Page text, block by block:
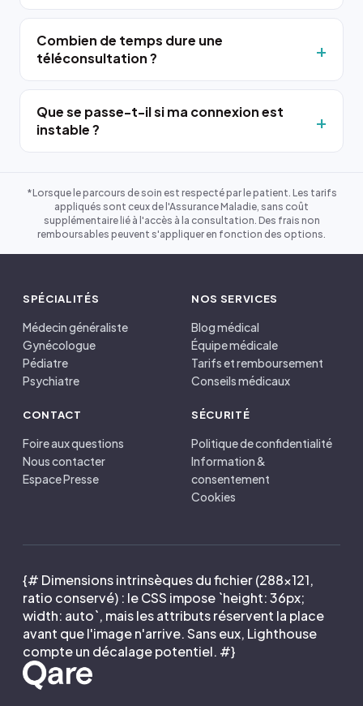
Combien de temps dure une
téléconsultation ?
Que se passe-t-il si ma connexion est
instable ?
*Lorsque le parcours de soin est respecté par le patient. Les tarifs
appliqués sont ceux de l'Assurance Maladie, sans coût
supplémentaire lié à l'accès à la consultation. Des frais non
remboursables peuvent s'appliquer en fonction des options.
SPÉCIALITÉS
Médecin généraliste
Gynécologue
Pédiatre
Psychiatre
NOS SERVICES
Blog médical
Équipe médicale
Tarifs et remboursement
Conseils médicaux
CONTACT
Foire aux questions
Nous contacter
Espace Presse
SÉCURITÉ
Politique de confidentialité
Information &
consentement
Cookies
{# Dimensions intrinsèques du fichier (288×121,
ratio conservé) : le CSS impose `height: 36px;
width: auto`, mais les attributs réservent la place
avant que l'image n'arrive. Sans eux, Lighthouse
compte un décalage potentiel. #}